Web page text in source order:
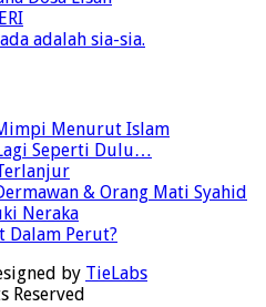
adalah sia-sia.
Menurut Islam
Seperti Dulu…
& Orang Mati Syahid
Neraka
Dalam Perut?
by TieLabs
Reserved